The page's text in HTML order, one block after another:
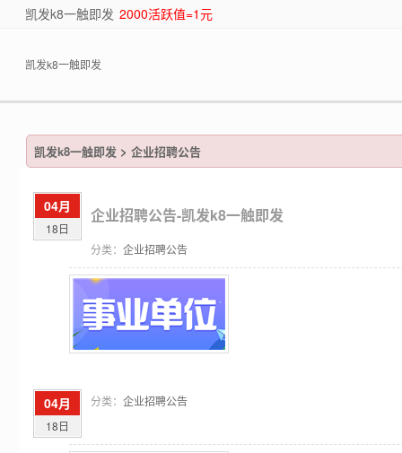
凯发k8一触即发 2000活跃值=1元
凯发k8一触即发
凯发k8一触即发> 企业招聘公告
04月
18日
企业招聘公告-凯发k8一触即发
分类： 企业招聘公告
04月
18日
分类： 企业招聘公告